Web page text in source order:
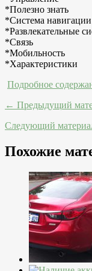
*Полезно знать
*Система навигации
*Развлекательные
*Связь
*Мобильность
*Характеристики
Подробное
← Предыдущий
Следующий
Похожие